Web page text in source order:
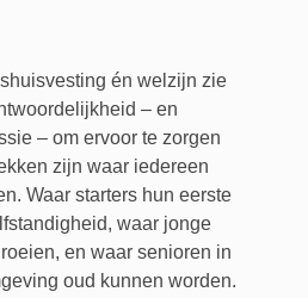
én welzijn zie
– en
– om ervoor te zorgen
zijn waar iedereen
Waar starters hun eerste
waar jonge
en waar senioren in
oud kunnen worden.